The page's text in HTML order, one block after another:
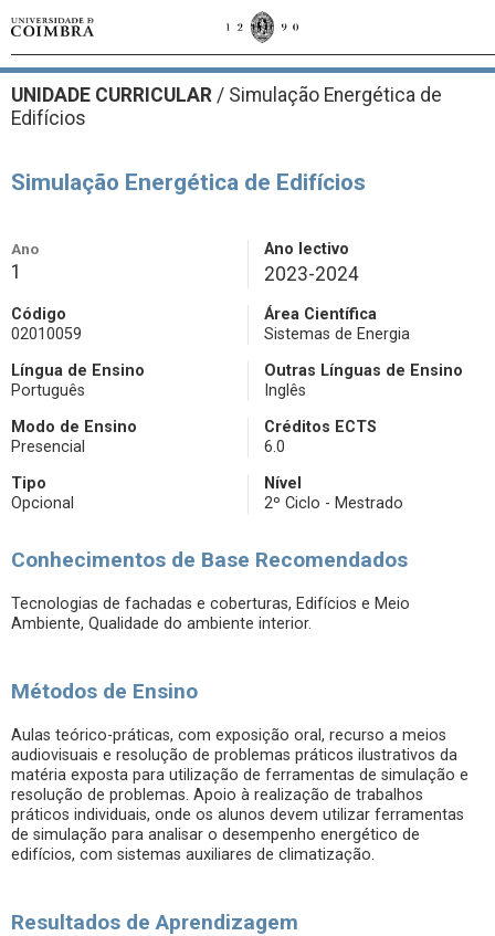
UNIDADE CURRICULAR / Simulação Energética de
Edifícios
Simulação Energética de Edifícios
Ano
1
Ano lectivo
2023-2024
Código
02010059
Área Científica
Sistemas de Energia
Língua de Ensino
Português
Outras Línguas de Ensino
Inglês
Modo de Ensino
Presencial
Créditos ECTS
6.0
Tipo
Opcional
Nível
2º Ciclo - Mestrado
Conhecimentos de Base Recomendados
Tecnologias de fachadas e coberturas, Edifícios e Meio
Ambiente, Qualidade do ambiente interior.
Métodos de Ensino
Aulas teórico-práticas, com exposição oral, recurso a meios
audiovisuais e resolução de problemas práticos ilustrativos da
matéria exposta para utilização de ferramentas de simulação e
resolução de problemas. Apoio à realização de trabalhos
práticos individuais, onde os alunos devem utilizar ferramentas
de simulação para analisar o desempenho energético de
edifícios, com sistemas auxiliares de climatização.
Resultados de Aprendizagem